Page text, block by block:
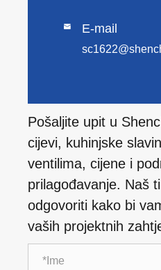
 E-mail
Pošaljite upit u
cijevi, kuhinjske
ventilima, cijene i
prilagođavanje. Naš
odgovoriti kako bi
vaših projektnih